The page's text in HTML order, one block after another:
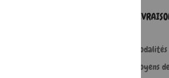
Moyens